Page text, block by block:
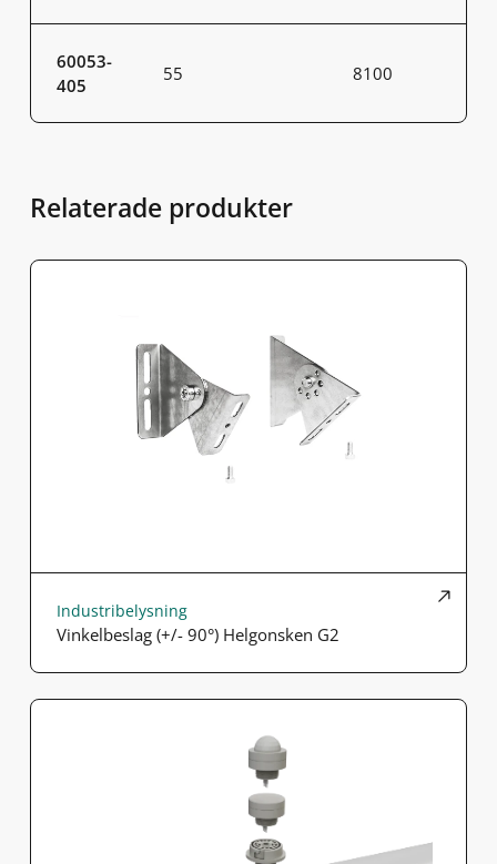
60053-
405
55 8100
Relaterade produkter
Industribelysning
Vinkelbeslag (+/- 90°) Helgonsken G2